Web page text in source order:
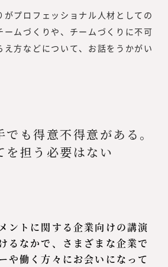
自身も「挑戦者」である必
れわれ自身も「挑戦者」で
る内容、集める情報、発信
先、20年先を見据えた、
プロフェッショナル人材としての
ームづくりや、チームづくりに不可
方などについて、お話をうかがい
も得意不得意がある。
を担う必要はない
ントに関する企業向けの講演
るなかで、さまざまな企業で
や働く方々にお会いになって